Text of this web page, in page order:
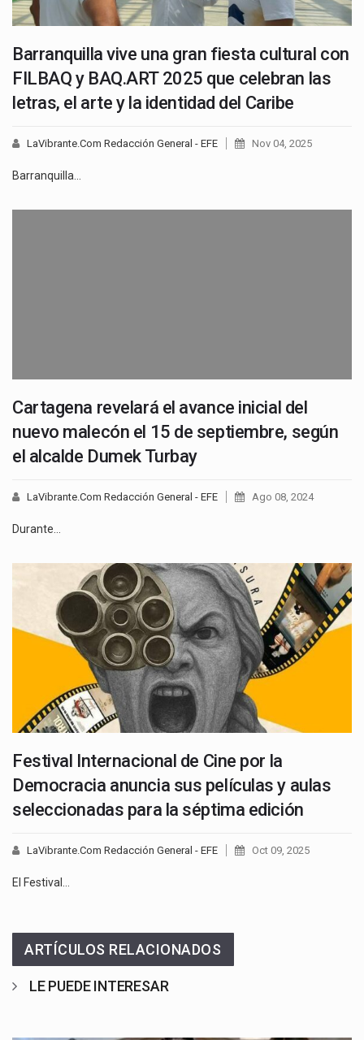
Barranquilla vive una gran fiesta cultural con
FILBAQ y BAQ.ART 2025 que celebran las
letras, el arte y la identidad del Caribe
LaVibrante.Com Redacción General - EFE Nov 04, 2025
Barranquilla…
Cartagena revelará el avance inicial del
nuevo malecón el 15 de septiembre, según
el alcalde Dumek Turbay
LaVibrante.Com Redacción General - EFE Ago 08, 2024
Durante…
Festival Internacional de Cine por la
Democracia anuncia sus películas y aulas
seleccionadas para la séptima edición
LaVibrante.Com Redacción General - EFE Oct 09, 2025
El Festival…
ARTÍCULOS RELACIONADOS
LE PUEDE INTERESAR